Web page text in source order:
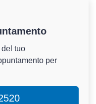
tuo
per